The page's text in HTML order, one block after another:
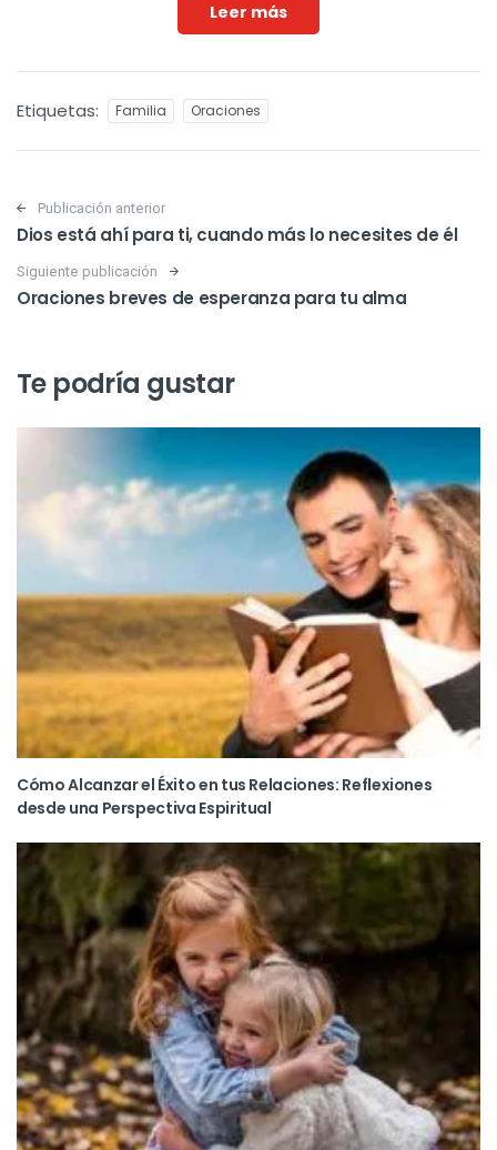
Leer más
Etiquetas: Familia Oraciones
Post navigation
Publicación anterior
Dios está ahí para ti, cuando más lo necesites de él
Siguiente publicación
Oraciones breves de esperanza para tu alma
Te podría gustar
Cómo Alcanzar el Éxito en tus Relaciones: Reflexiones
desde una Perspectiva Espiritual